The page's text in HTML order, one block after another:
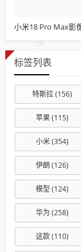
标签列表
特斯拉(156)
苹果(115)
小米(354)
伊朗 (126)
模型 (124)
华为 (258)
这款(110)